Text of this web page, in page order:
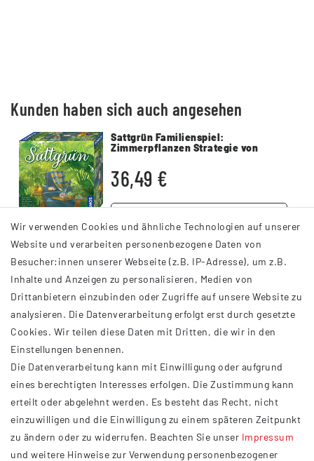
Kunden haben sich auch angesehen
Sattgrün Familienspiel:
Zimmerpflanzen Strategie von
36,49 €
INFORMATIONEN
AGB
Impressum
Datenschutzerklärung
Widerrufsrecht
Barrierefreiheit
Wir verwenden Cookies und ähnliche Technologien auf unserer
Website und verarbeiten personenbezogene Daten von
Besucher:innen unserer Webseite (z.B. IP-Adresse), um z.B.
Inhalte und Anzeigen zu personalisieren, Medien von
Drittanbietern einzubinden oder Zugriffe auf unsere Website zu
analysieren. Die Datenverarbeitung erfolgt erst durch gesetzte
Cookies. Wir teilen diese Daten mit Dritten, die wir in den
Einstellungen benennen.
Die Datenverarbeitung kann mit Einwilligung oder aufgrund
eines berechtigten Interesses erfolgen. Die Zustimmung kann
erteilt oder abgelehnt werden. Es besteht das Recht, nicht
einzuwilligen und die Einwilligung zu einem späteren Zeitpunkt
zu ändern oder zu widerrufen. Beachten Sie unser Impressum
und weitere Hinweise zur Verwendung personenbezogener